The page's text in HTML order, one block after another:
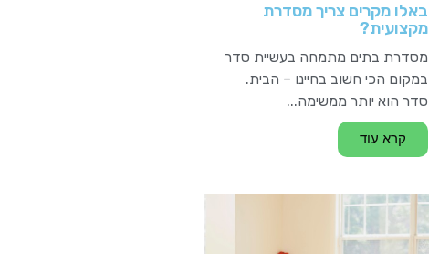
באלו מקרים צריך מסדרת
מקצועית?
מסדרת בתים מתמחה בעשיית סדר
במקום הכי חשוב בחיינו – הבית.
סדר הוא יותר ממשימה...
קרא עוד